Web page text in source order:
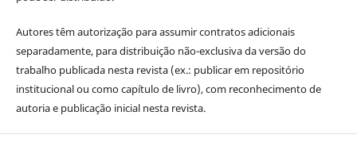
Autores têm autorização para assumir contratos adicionais
separadamente, para distribuição não-exclusiva da versão do
trabalho publicada nesta revista (ex.: publicar em repositório
institucional ou como capítulo de livro), com reconhecimento de
autoria e publicação inicial nesta revista.